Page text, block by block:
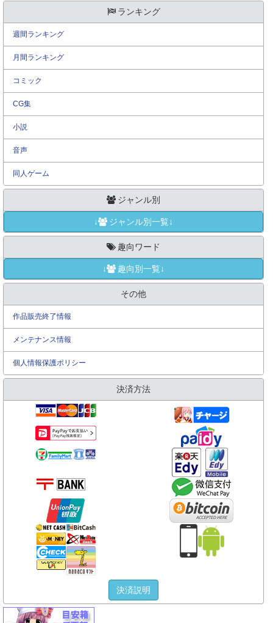
ランキング
週間ランキング
月間ランキング
コミック
CG集
小説
音声
同人ゲーム
ジャンル別
↓ ジャンル別一覧↓
趣向ワード
↓ 趣向別一覧↓
その他
作品販売終了情報
メンテナンス情報
個人情報保護ポリシー
決済方法
決済説明